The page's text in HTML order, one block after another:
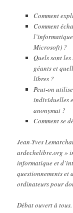
Comment
Comment
Microsoft) ?
Quels sont
géants et
libres ?
Peut-on
individuelles
anonymat ?
Comment se
Jean-Yves
ardechelibre.org »
informatique et
questionnements et
ordinateurs pour
Débat ouvert à